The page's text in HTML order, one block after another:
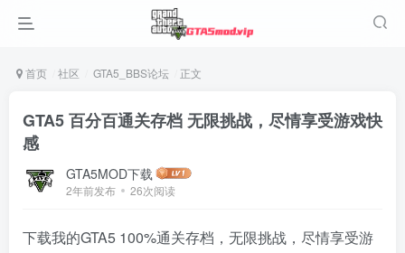
首页 社区 GTA5_BBS论坛 正文
GTA5 百分百通关存档 无限挑战，尽情享受游戏快
感
GTA5MOD下载
2年前发布 26次阅读
下载我的GTA5 100%通关存档，无限挑战，尽情享受游